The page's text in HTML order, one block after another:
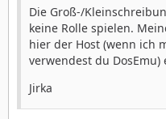
Die Groß-/
keine Rolle spielen.
hier der Host (wenn ich
verwendest du
Jirka